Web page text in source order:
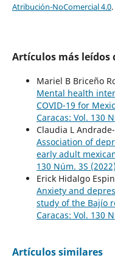
Atribución-NoComercial 4.0.
Artículos más
Mariel B Briceño
Mental health
COVID-19 for
Caracas: Vol. 130
Claudia L
Association of
early adult
130 Núm. 3S (2022)
Erick Hidalgo
Anxiety and
study of the Bajío
Caracas: Vol. 130
Artículos similares